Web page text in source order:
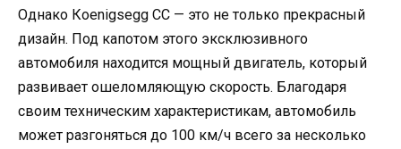
Однако Кoenigsegg CC — это не только прекрасный
дизайн. Под капотом этого эксклюзивного
автомобиля находится мощный двигатель, который
развивает ошеломляющую скорость. Благодаря
своим техническим характеристикам, автомобиль
может разгоняться до 100 км/ч всего за несколько